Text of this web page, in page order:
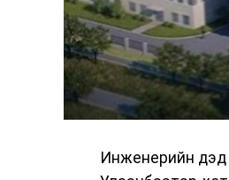
мэргэжил, арга
Тухайлбал,
байгуулалтын
замын
Уг сургалт нь
Инженерийн дэд